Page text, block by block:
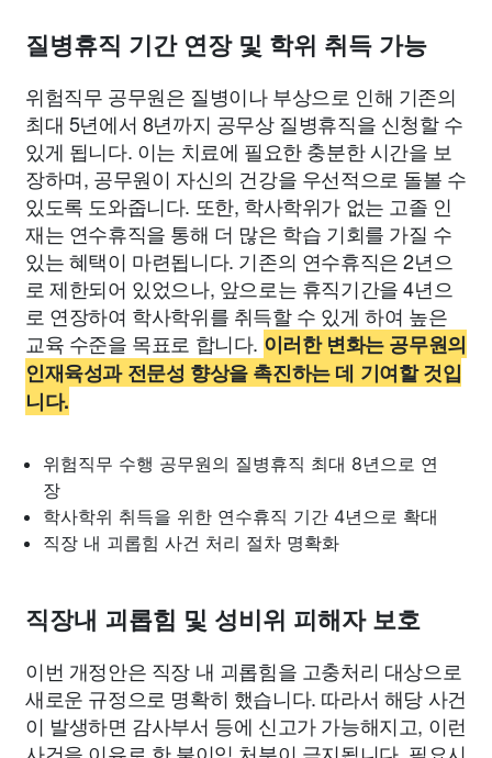
질병휴직 기간 연장 및 학위 취득 가능
위험직무 공무원은 질병이나 부상으로 인해 기존의
최대 5년에서 8년까지 공무상 질병휴직을 신청할 수
있게 됩니다. 이는 치료에 필요한 충분한 시간을 보
장하며, 공무원이 자신의 건강을 우선적으로 돌볼 수
있도록 도와줍니다. 또한, 학사학위가 없는 고졸 인
재는 연수휴직을 통해 더 많은 학습 기회를 가질 수
있는 혜택이 마련됩니다. 기존의 연수휴직은 2년으
로 제한되어 있었으나, 앞으로는 휴직기간을 4년으
로 연장하여 학사학위를 취득할 수 있게 하여 높은
교육 수준을 목표로 합니다. 이러한 변화는 공무원의
인재육성과 전문성 향상을 촉진하는 데 기여할 것입
니다.
위험직무 수행 공무원의 질병휴직 최대 8년으로 연
장
학사학위 취득을 위한 연수휴직 기간 4년으로 확대
직장 내 괴롭힘 사건 처리 절차 명확화
직장내 괴롭힘 및 성비위 피해자 보호
이번 개정안은 직장 내 괴롭힘을 고충처리 대상으로
새로운 규정으로 명확히 했습니다. 따라서 해당 사건
이 발생하면 감사부서 등에 신고가 가능해지고, 이런